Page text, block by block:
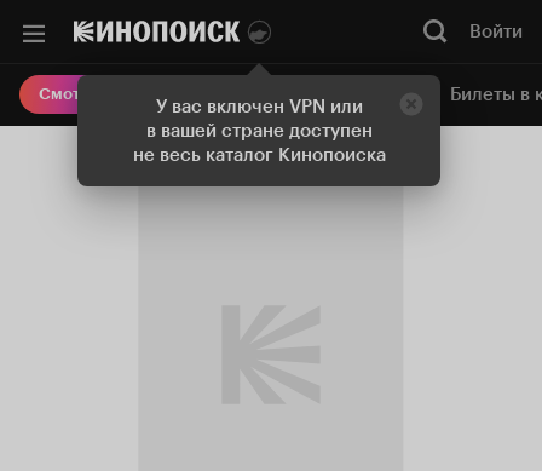
У вас включен VPN или
в вашей стране доступен
не весь каталог Кинопоиска
Войти
Смотреть кино Онлайн-кинотеатр Билеты в